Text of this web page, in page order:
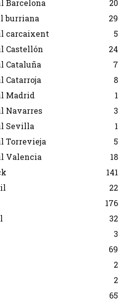
Barcelona
20
burriana
29
carcaixent
5
Castellón
24
Cataluña
7
Catarroja
8
Madrid
1
Navarres
3
Sevilla
1
Torrevieja
5
Valencia
18
141
22
176
32
3
69
2
2
65